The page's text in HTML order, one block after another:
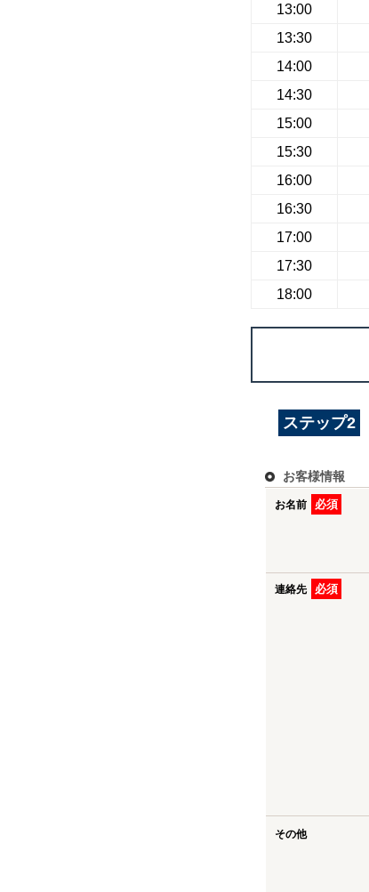
13:00
13:30
14:00
14:30
15:00
15:30
16:00
16:30
17:00
17:30
18:00
ステップ2
お客様情報
お名前 必須
連絡先 必須
その他